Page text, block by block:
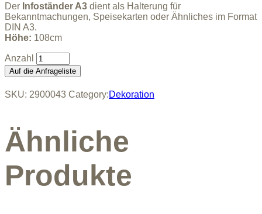
Der Infoständer A3 dient als Halterung für
Bekanntmachungen, Speisekarten oder Ähnliches im Format
DIN A3.
Höhe: 108cm
Infoständer
A3
quantity
Auf die Anfrageliste
SKU: 2900043 Category:Dekoration
Ähnliche
Produkte